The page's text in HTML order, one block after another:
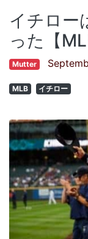
イチロー
った【
Mutter
MLB イチロー